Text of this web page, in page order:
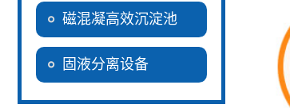
磁混凝高效沉淀池
固液分离设备